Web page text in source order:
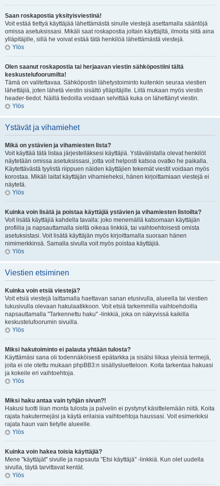
Saan roskapostia yksityisviestinä!
Voit estää tiettyä käyttäjää lähettämästä sinulle viestejä asettamalla sääntöjä
omissa asetuksissasi. Mikäli saat roskapostia joltain käyttäjltä, ilmoita siitä aina
ylläpitäjille, sillä he voivat estää tätä henkilöä lähettämästä viestejä.
Ylös
Olen saanut roskapostia tai herjaavan viestin sähköpostiini tältä
keskustelufoorumilta!
Tämä on valitettavaa. Sähköpostin lähetystoiminto kuitenkin seuraa viestien
lähettäjiä, joten lähetä viestin sisältö ylläpitäjille. Liitä mukaan myös viestin
header-tiedot. Näillä tiedoilla voidaan selvittää kuka on lähettänyt viestin.
Ylös
Ystävät ja vihamiehet
Mikä on ystävien ja vihamiesten lista?
Voit käyttää tätä listaa järjestelläksesi käyttäjiä. Ystävälistalla olevat henkilöt
näytetään omissa asetuksissasi, jotta voit helposti katsoa ovatko he paikalla.
Käytettävästä tyylistä riippuen näiden käyttäjien tekemät viestit voidaan myös
korostaa. Mikäli laitat käyttäjän vihamieheksi, hänen kirjoittamiaan viestejä ei
näytetä.
Ylös
Kuinka voin lisätä ja poistaa käyttäjiä ystävien ja vihamiesten listoilta?
Voit lisätä käyttäjiä kahdella tavalla: joko menemällä katsomaan käyttäjän
profiilia ja napsauttamalla sieltä oikeaa linkkiä, tai vaihtoehtoisesti omista
asetuksistasi. Voit lisätä käyttäjän myös kirjoittamalla suoraan hänen
nimimerkkinsä. Samalla sivulla voit myös poistaa käyttäjiä.
Ylös
Viestien etsiminen
Kuinka voin etsiä viestejä?
Voit etsiä viestejä laittamalla haettavan sanan etusivulla, alueella tai viestien
lukusivulla olevaan hakulaatikkoon. Voit etsiä tarkemmilla vaihtoehdoilla
napsauttamalla "Tarkennettu haku" -linkkiä, joka on näkyvissä kaikilla
keskustelufoorumin sivuilla.
Ylös
Miksi hakutoiminto ei palauta yhtään tulosta?
Käyttämäsi sana oli todennäköisesti epätarkka ja sisälsi liikaa yleisiä termejä,
joita ei ole otettu mukaan phpBB3:n sisällysluetteloon. Koita tarkentaa hakuasi
ja kokeile eri vaihtoehtoja.
Ylös
Miksi haku antaa vain tyhjän sivun?!
Hakusi tuotti liian monta tulosta ja palvelin ei pystynyt käsittelemään niitä. Koita
rajata hakutermejäsi ja käytä erilaisia vaihtoehtoja haussasi. Voit esimerkiksi
rajata haun vain tietylle alueelle.
Ylös
Kuinka voin hakea toisia käyttäjiä?
Mene "käyttäjät" sivulle ja napsauta "Etsi käyttäjä" -linkkiä. Kun olet uudella
sivulla, täytä tarvittavat kentät.
Ylös